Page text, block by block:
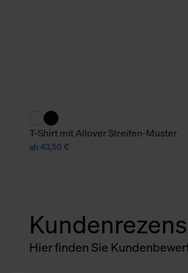
T-Shirt mit Allover Streifen-Muster
ab 43,50 €
Hier finden Sie